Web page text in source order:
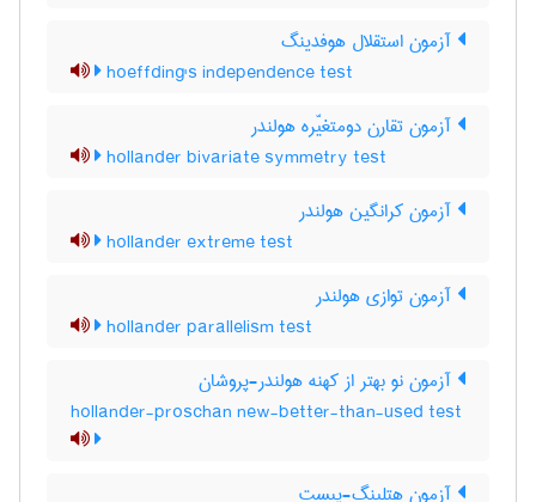
آزمون استقلال هوفدینگ
hoeffding's independence test
آزمون تقارن دومتغیّره هولندر
hollander bivariate symmetry test
آزمون کرانگین هولندر
hollander extreme test
آزمون توازی هولندر
hollander parallelism test
آزمون نو بهتر از کهنه هولندر-پروشان
hollander-proschan new-better-than-used test
آزمون هتلینگ-پبست